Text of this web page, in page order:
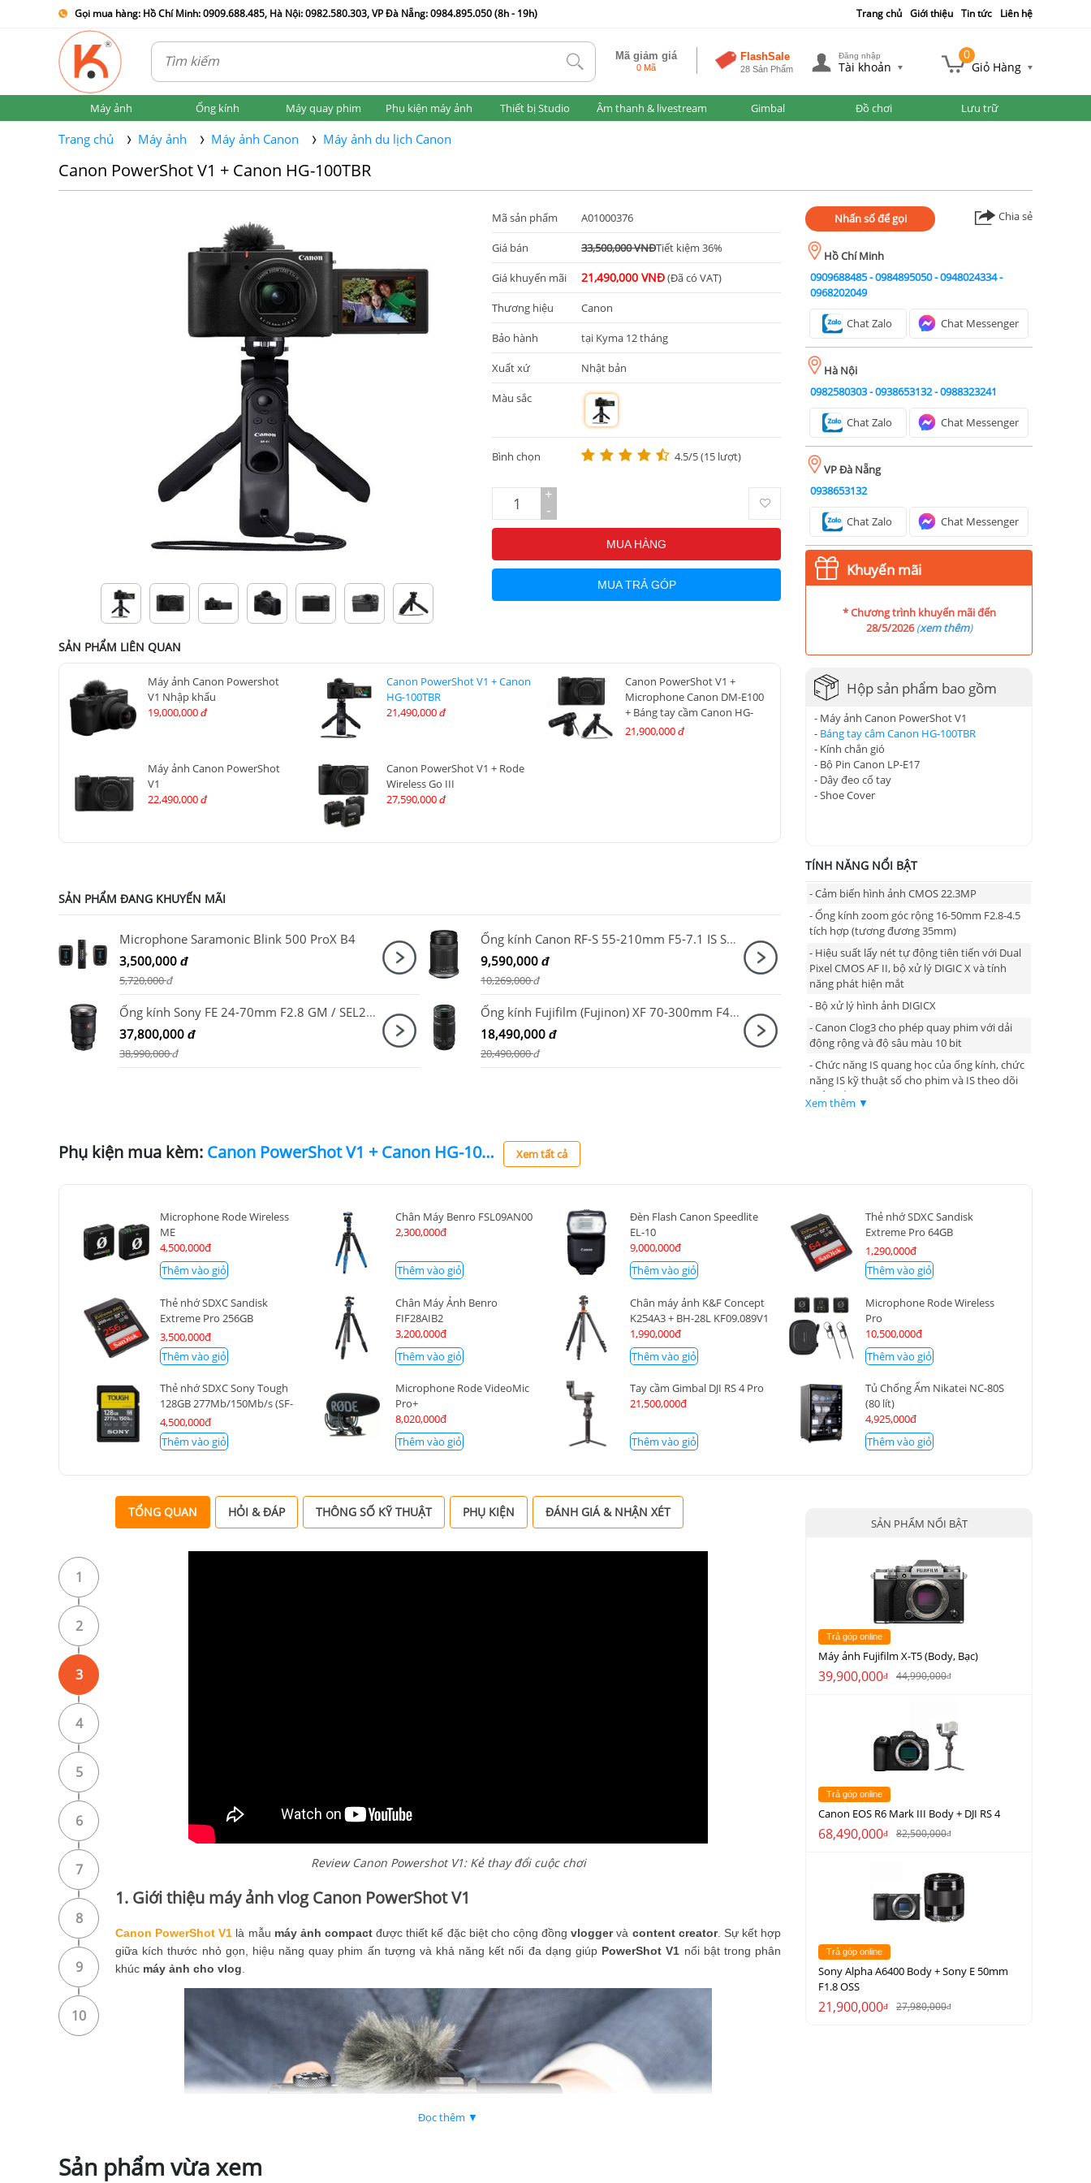
Gọi mua hàng: Hồ Chí Minh: 0909.688.485, Hà Nội: 0982.580.303, VP Đà Nẵng: 0984.895.050 (8h - 19h) Trang chủ Giới thiệu Tin tức Liên hệ
tlk Mã giảm giá
0 Mã
FlashSale
28 Sản Phẩm
Đăng nhập
Tài khoản
0
Giỏ Hàng
Máy ảnh Ống kính Máy quay phim Phụ kiện máy ảnh Thiết bị Studio Âm thanh & livestream Gimbal Đồ chơi Lưu trữ
Trang chủ Máy ảnh Máy ảnh Canon Máy ảnh du lịch Canon
Canon PowerShot V1 + Canon HG-100TBR
Mã sản phẩm A01000376
Giá bán 33,500,000 VNĐTiết kiệm 36%
Giá khuyến mãi 21,490,000 VNĐ(Đã có VAT)
Thương hiệu Canon
Bảo hành tại Kyma 12 tháng
Xuất xứ Nhật bản
Màu sắc
m
Bình chọn 4.5/5 (15 lượt)
+
-
MUA HÀNG
MUA TRẢ GÓP
SẢN PHẨM LIÊN QUAN
Máy ảnh Canon Powershot
V1 Nhập khẩu
19,000,000 đ
Canon PowerShot V1 + Canon
HG-100TBR
21,490,000 đ
Canon PowerShot V1 +
Microphone Canon DM-E100
+ Báng tay cầm Canon HG-
100TBR
21,900,000 đ
Máy ảnh Canon PowerShot
V1
22,490,000 đ
Canon PowerShot V1 + Rode
Wireless Go III
27,590,000 đ
SẢN PHẨM ĐANG KHUYẾN MÃI
Microphone Saramonic Blink 500 ProX B4
3,500,000 đ
5,720,000đ
Ống kính Canon RF-S 55-210mm F5-7.1 IS STM
9,590,000 đ
10,269,000đ
Ống kính Sony FE 24-70mm F2.8 GM / SEL2470GM
37,800,000 đ
38,990,000đ
Ống kính Fujifilm (Fujinon) XF 70-300mm F4-5.6 R LM OIS WR
18,490,000 đ
20,490,000đ
Nhấn số để gọi Chia sẻ
Hồ Chí Minh
0909688485-0984895050-0948024334-
0968202049
Chat Zalo Chat Messenger
Hà Nội
0982580303-0938653132-0988323241
Chat Zalo Chat Messenger
VP Đà Nẵng
0938653132
Chat Zalo Chat Messenger
Khuyến mãi
* Chương trình khuyến mãi đến
28/5/2026 (xem thêm)
Hộp sản phẩm bao gồm
- Máy ảnh Canon PowerShot V1
- Báng tay câm Canon HG-100TBR
- Kính chắn gió
- Bộ Pin Canon LP-E17
- Dây đeo cổ tay
- Shoe Cover
TÍNH NĂNG NỔI BẬT
- Cảm biến hình ảnh CMOS 22.3MP
- Ống kính zoom góc rộng 16-50mm F2.8-4.5
tích hợp (tương đương 35mm)
- Hiệu suất lấy nét tự động tiên tiến với Dual
Pixel CMOS AF II, bộ xử lý DIGIC X và tính
năng phát hiện mắt
- Bộ xử lý hình ảnh DIGICX
- Canon Clog3 cho phép quay phim với dải
động rộng và độ sâu màu 10 bit
- Chức năng IS quang học của ống kính, chức
năng IS kỹ thuật số cho phim và IS theo dõi
chủ thể
Xem thêm ▼
Phụ kiện mua kèm: Canon PowerShot V1 + Canon HG-100TBR Xem tất cả
Microphone Rode Wireless
ME
4,500,000đ
Thêm vào giỏ
Chân Máy Benro FSL09AN00
2,300,000đ
Thêm vào giỏ
Đèn Flash Canon Speedlite
EL-10
9,000,000đ
Thêm vào giỏ
Thẻ nhớ SDXC Sandisk
Extreme Pro 64GB
200MB/90MB/s
1,290,000đ
Thêm vào giỏ
Thẻ nhớ SDXC Sandisk
Extreme Pro 256GB
200MB/140MB/s
3,500,000đ
Thêm vào giỏ
Chân Máy Ảnh Benro
FIF28AIB2
3,200,000đ
Thêm vào giỏ
Chân máy ảnh K&F Concept
K254A3 + BH-28L KF09.089V1
1,990,000đ
Thêm vào giỏ
Microphone Rode Wireless
Pro
10,500,000đ
Thêm vào giỏ
Thẻ nhớ SDXC Sony Tough
128GB 277Mb/150Mb/s (SF-
M128T)
4,500,000đ
Thêm vào giỏ
Microphone Rode VideoMic
Pro+
8,020,000đ
Thêm vào giỏ
Tay cầm Gimbal DJI RS 4 Pro
21,500,000đ
Thêm vào giỏ
Tủ Chống Ẩm Nikatei NC-80S
(80 lít)
4,925,000đ
Thêm vào giỏ
1
2
3
4
5
6
7
8
9
10
TỔNG QUAN HỎI & ĐÁP THÔNG SỐ KỸ THUẬT PHỤ KIỆN ĐÁNH GIÁ & NHẬN XÉT
Review Canon Powershot V1: Kẻ thay đổi cuộc chơi
1. Giới thiệu máy ảnh vlog Canon PowerShot V1
Canon PowerShot V1 là mẫu máy ảnh compactđược thiết kế đặc biệt cho cộng đồngvloggervà content creator. Sự kết hợp
giữa kích thước nhỏ gọn, hiệu năng quay phim ấn tượng và khả năng kết nối đa dạng giúp PowerShot V1 nổi bật trong phân
khúc máy ảnh cho vlog
Đọc thêm ▼
SẢN PHẨM NỔI BẬT
Trả góp online
Máy ảnh Fujifilm X-T5 (Body, Bạc)
39,900,000đ 44,990,000đ
Trả góp online
Canon EOS R6 Mark III Body + DJI RS 4
68,490,000đ 82,500,000đ
Trả góp online
Sony Alpha A6400 Body + Sony E 50mm
F1.8 OSS
21,900,000đ 27,980,000đ
Sản phẩm vừa xem